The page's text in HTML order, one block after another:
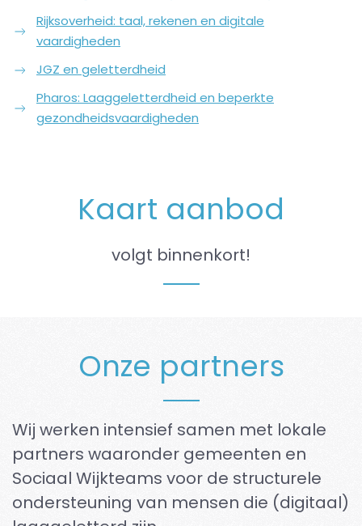
Rijksoverheid: taal, rekenen en digitale
vaardigheden
JGZ en geletterdheid
Pharos: Laaggeletterdheid en beperkte
gezondheidsvaardigheden
Kaart aanbod
volgt binnenkort!
Onze partners
Wij werken intensief samen met lokale
partners waaronder gemeenten en
Sociaal Wijkteams voor de structurele
ondersteuning van mensen die (digitaal)